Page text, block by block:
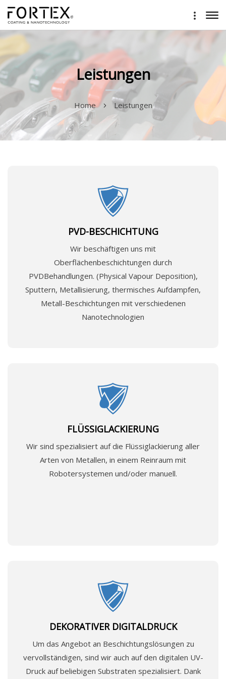
Leistungen
Home Leistungen
PVD-BESCHICHTUNG
Wir beschäftigen uns mit
Oberflächenbeschichtungen durch
PVDBehandlungen. (Physical Vapour Deposition),
Sputtern, Metallisierung, thermisches Aufdampfen,
Metall-Beschichtungen mit verschiedenen
Nanotechnologien
FLÜSSIGLACKIERUNG
Wir sind spezialisiert auf die Flüssiglackierung aller
Arten von Metallen, in einem Reinraum mit
Robotersystemen und/oder manuell.
DEKORATIVER DIGITALDRUCK
Um das Angebot an Beschichtungslösungen zu
vervollständigen, sind wir auch auf den digitalen UV-
Druck auf beliebigen Substraten spezialisiert. Dank